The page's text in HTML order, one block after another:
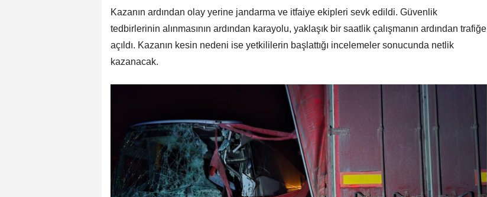
Kazanın ardından olay yerine jandarma ve itfaiye ekipleri sevk edildi. Güvenlik
tedbirlerinin alınmasının ardından karayolu, yaklaşık bir saatlik çalışmanın ardından trafiğe
açıldı. Kazanın kesin nedeni ise yetkililerin başlattığı incelemeler sonucunda netlik
kazanacak.